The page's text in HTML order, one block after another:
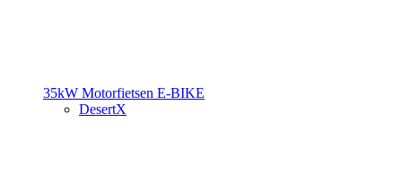
35kW Motorfietsen E-BIKE
DesertX